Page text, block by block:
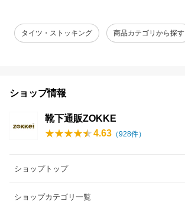
タイツ・ストッキング 商品カテゴリから探す
ショップ情報
靴下通販ZOKKE
4.63 （928件）
ショップトップ
ショップカテゴリ一覧